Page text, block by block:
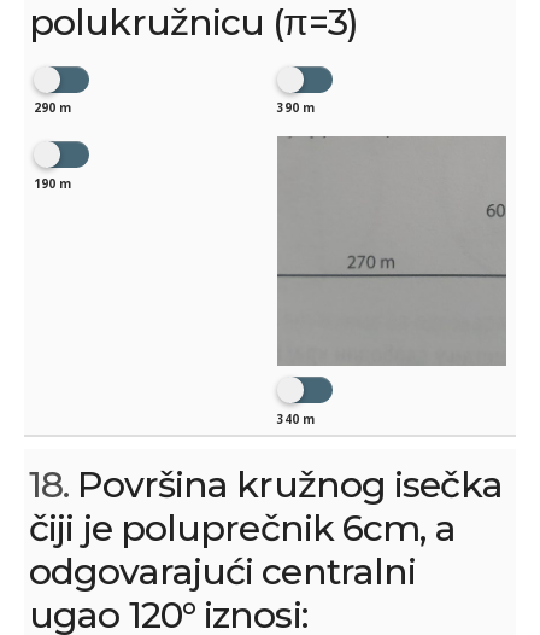
polukružnicu (π=3)
290 m 390 m
190 m
340 m
18. Površina kružnog isečka
čiji je poluprečnik 6cm, a
odgovarajući centralni
ugao 120° iznosi: